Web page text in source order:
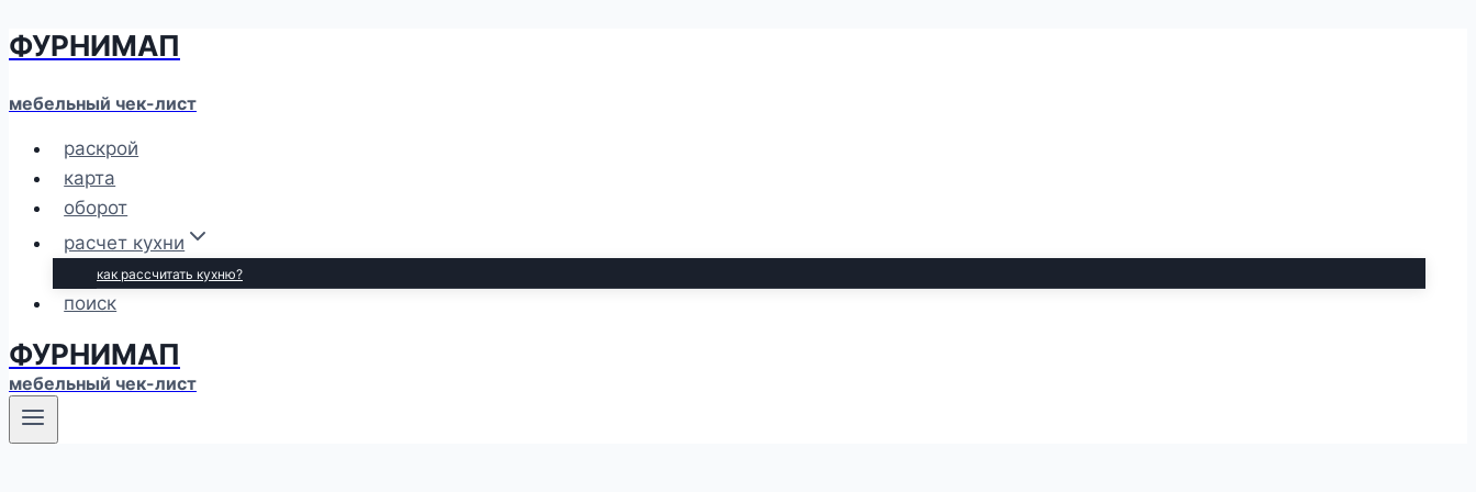
Перейти
содержимому
ФУРНИМАП
мебельный чек-лист
раскрой
карта
оборот
расчет кухни
как рассчитать кухню?
поиск
ФУРНИМАП
мебельный чек-лист